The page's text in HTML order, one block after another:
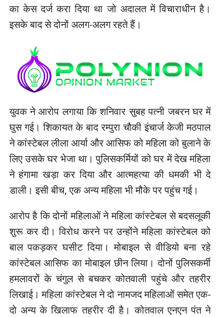
का केस दर्ज करा दिया था जो अदालत में विचाराधीन है।
इसके बाद से दोनों अलग-अलग रहते हैं।
युवक ने आरोप लगाया कि शनिवार सुबह पत्नी जबरन घर में
घुस गई। शिकायत के बाद रम्पुरा चौकी इंचार्ज केजी मठपाल
ने कांस्टेबल लीला आर्या और आसिफ को महिला को बुलाने के
लिए उसके घर भेजा था। पुलिसकर्मियों को घर में देख महिला
ने हंगामा खड़ा कर दिया और आत्महत्या की धमकी भी दे
डाली। इसी बीच, एक अन्य महिला भी मौके पर पहुंच गई।
आरोप है कि दोनों महिलाओं ने महिला कांस्टेबल से बदसलूकी
शुरू कर दी। विरोध करने पर उन्होंने महिला कांस्टेबल को
बाल पकड़कर घसीट दिया। मोबाइल से वीडियो बना रहे
कांस्टेबल आसिफ का मोबाइल छीन लिया। दोनों पुलिसकर्मी
हमलावरों के चंगुल से बचकर कोतवाली पहुंचे और तहरीर
लिखाई। महिला कांस्टेबल ने दो नामजद महिलाओं समेत एक-
दो अन्य के खिलाफ तहरीर दी है। कोतवाल एनएन पंत ने